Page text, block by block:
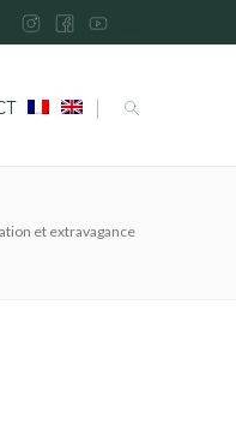
|
et extravagance